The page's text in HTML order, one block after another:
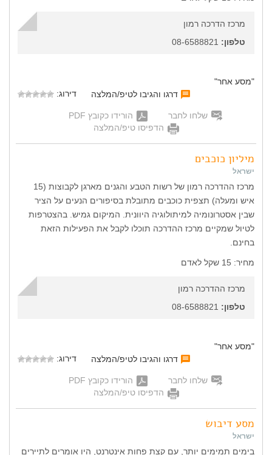
מרכז הדרכה רמון
טלפון:
"מסע אחר"
דרגו והגיבו לטיפ/המלצה
דירוג:
שלחו לחבר
הורידו כקובץ PDF
הדפיסו טיפ/המלצה
מיליון כוכבים
ישראל
מרכז ההדרכה רמון של רשות הטבע והגנים מארגן לקבוצות (15
איש ומעלה) תצפית כוכבים מתובלת בסיפורים הנעים על הציר
שבין אסטרונומיה למיתולוגיה היוונית. המיקום גמיש. בהצטרפות
לטיול שמקיים מרכז ההדרכה תוכלו לקבל את הפעילות הזאת
בחינם.
מחיר: 15 שקל לאדם
מרכז ההדרכה רמון
טלפון:
"מסע אחר"
דרגו והגיבו לטיפ/המלצה
דירוג:
שלחו לחבר
הורידו כקובץ PDF
הדפיסו טיפ/המלצה
מסע דיבוש
ישראל
בימים תמימים יותר, עם קצת פחות אינטרנט, היו אומרים לתיירים